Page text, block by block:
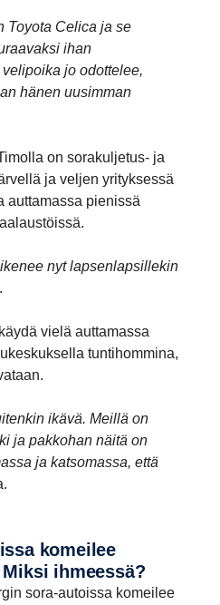
Toyota Celica ja se
ihan
jo odottelee,
hänen uusimman
on sorakuljetus- ja
ja veljen yrityksessä
auttamassa pienissä
nyt lapsenlapsillekin
vielä auttamassa
tuntihommina,
ikävä. Meillä on
ja pakkohan näitä on
ja katsomassa, että
ihmeessä?
sora-autoissa komeilee